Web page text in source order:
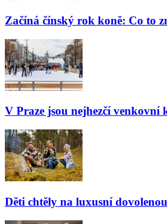
Začíná čínský rok koně: Co to
V Praze jsou nejhezčí venkovní
Děti chtěly na luxusní